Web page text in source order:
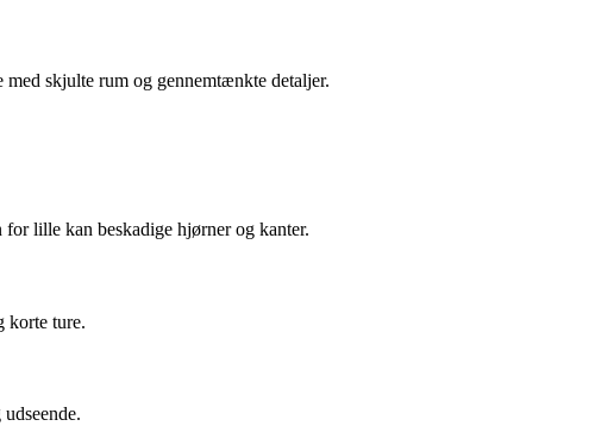
skjulte rum og gennemtænkte detaljer.
lille kan beskadige hjørner og kanter.
korte ture.